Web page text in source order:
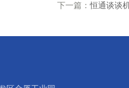
下一篇：恒通谈谈